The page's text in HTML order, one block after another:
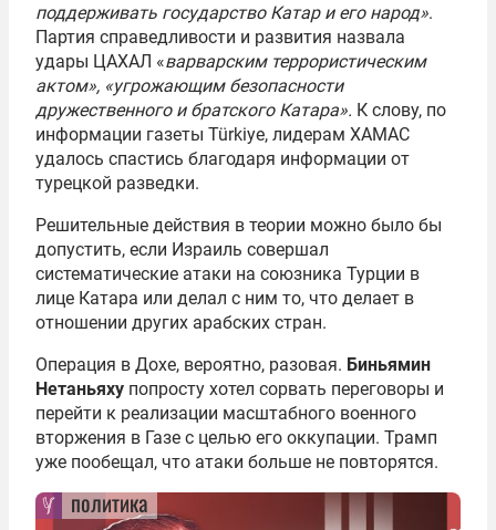
поддерживать государство Катар и его народ».
Партия справедливости и развития назвала
удары ЦАХАЛ «варварским террористическим
актом», «угрожающим безопасности
дружественного и братского Катара». К слову, по
информации газеты Türkiye, лидерам ХАМАС
удалось спастись благодаря информации от
турецкой разведки.
Решительные действия в теории можно было бы
допустить, если Израиль совершал
систематические атаки на союзника Турции в
лице Катара или делал с ним то, что делает в
отношении других арабских стран.
Операция в Дохе, вероятно, разовая. Биньямин
Нетаньяху попросту хотел сорвать переговоры и
перейти к реализации масштабного военного
вторжения в Газе с целью его оккупации. Трамп
уже пообещал, что атаки больше не повторятся.
политика